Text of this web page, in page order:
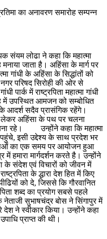
का अनावरण समारोह सम्पन्न
संयम लोढा ने कहा कि महात्मा
जाता है। अहिंसा के मार्ग पर
गांधी के अहिंसा के सिद्धांतों को
परिषद सिरोही की ओर से
पार्क में राष्ट्रपिता महात्मा गांधी
में उपस्थित आमजन को सम्बोधित
आदर्श सदैव प्रासंगिक रहेंगे।
लेकर अहिंसा के पथ पर चलना
रहे। उन्होंने कहा कि महात्मा
इसी उद्देश्य के साथ प्रदेश भर
का एक समय पर आयोजन हुआ
हमारा मार्गदर्शन करते है। उन्होंने
के संदेश एवं विचारों को जीवन में
के द्धारा देश हित में किए
को दे, जिससे कि गौरवानित
शब्द का प्रयोग सबसे पहले
सुभाषचंद्र बोस ने सिंगापुर में
ने स्वीकार किया। उन्होंने कहा
प्राप्त की थी।